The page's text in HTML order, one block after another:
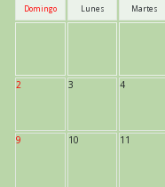
Domingo Lunes Martes
2 3 4
9 10 11